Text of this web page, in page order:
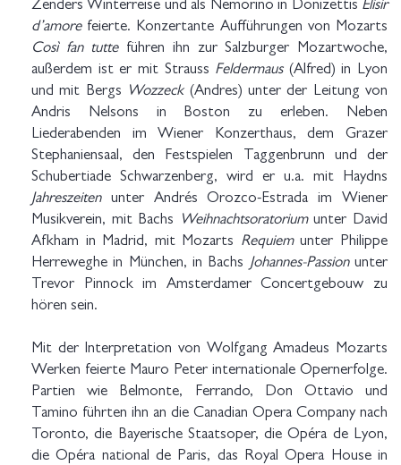
Zenders Winterreise und als Nemorino in Donizettis Elisir
d’amorefeierte. Konzertante Aufführungen von Mozarts
Così fan tutteführen ihn zur Salzburger Mozartwoche,
außerdem ist er mit Strauss Feldermaus(Alfred) in Lyon
und mit Bergs Wozzeck(Andres) unter der Leitung von
Andris Nelsons in Boston zu erleben. Neben
Liederabenden im Wiener Konzerthaus, dem Grazer
Stephaniensaal, den Festspielen Taggenbrunn und der
Schubertiade Schwarzenberg, wird er u.a. mit Haydns
Jahreszeitenunter Andrés Orozco-Estrada im Wiener
Musikverein, mit Bachs Weihnachtsoratoriumunter David
Afkham in Madrid, mit Mozarts Requiemunter Philippe
Herreweghe in München, in Bachs Johannes-Passionunter
Trevor Pinnock im Amsterdamer Concertgebouw zu
hören sein.
Mit der Interpretation von Wolfgang Amadeus Mozarts
Werken feierte Mauro Peter internationale Opernerfolge.
Partien wie Belmonte, Ferrando, Don Ottavio und
Tamino führten ihn an die Canadian Opera Company nach
Toronto, die Bayerische Staatsoper, die Opéra de Lyon,
die Opéra national de Paris, das Royal Opera House in